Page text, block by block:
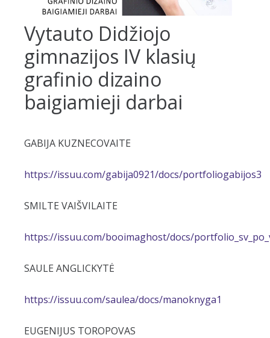
Vytauto Didžiojo
gimnazijos IV klasių
grafinio dizaino
baigiamieji darbai
GABIJA KUZNECOVAITE
https://issuu.com/gabija0921/docs/portfoliogabijos3
SMILTE VAIŠVILAITE
https://issuu.com/booimaghost/docs/
SAULE ANGLICKYTĖ
https://issuu.com/saulea/docs/manoknyga1
EUGENIJUS TOROPOVAS